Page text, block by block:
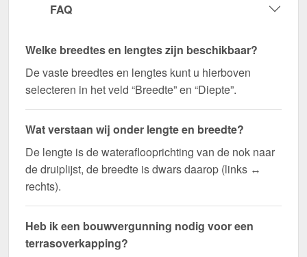
FAQ
Welke breedtes en lengtes zijn beschikbaar?
De vaste breedtes en lengtes kunt u hierboven
selecteren in het veld “Breedte” en “Diepte”.
Wat verstaan wij onder lengte en breedte?
De lengte is de wateraflooprichting van de nok naar
de druiplijst, de breedte is dwars daarop (links ↔
rechts).
Heb ik een bouwvergunning nodig voor een
terrasoverkapping?